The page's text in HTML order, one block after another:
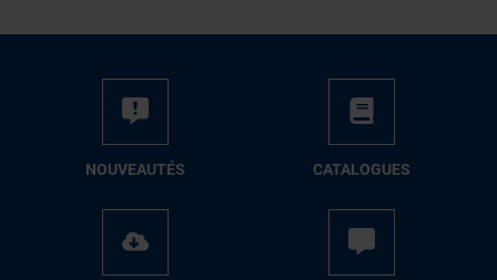
NOUVEAUTÉS CATALOGUES